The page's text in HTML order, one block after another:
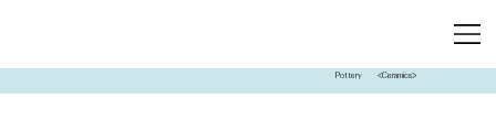
Pottery <Ceramics>